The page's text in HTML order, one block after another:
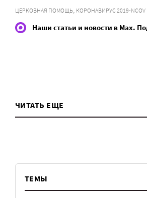
ЦЕРКОВНАЯ ПОМОЩЬ КОРОНАВИРУС 2019-NCOV
Наши статьи и новости в Max.
ЧИТАТЬ ЕЩЕ
ТЕМЫ